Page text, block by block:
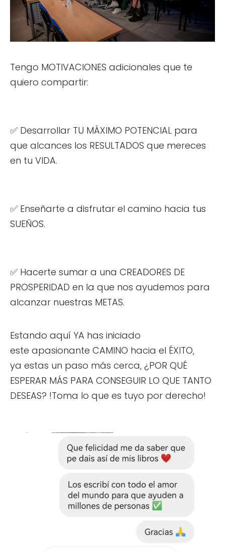
Tengo MOTIVACIONES adicionales que te
quiero compartir:
✅ Desarrollar TU MÁXIMO POTENCIAL para
que alcances los RESULTADOS que mereces
en tu VIDA.
✅ Enseñarte a disfrutar el camino hacia tus
SUEÑOS.
✅ Hacerte sumar a una CREADORES DE
PROSPERIDAD en la que nos ayudemos para
alcanzar nuestras METAS.
Estando aquí YA has iniciado
este apasionante CAMINO hacia el ÉXITO,
ya estas un paso más cerca, ¿POR QUÉ
ESPERAR MÁS PARA CONSEGUIR LO QUE TANTO
DESEAS? !Toma lo que es tuyo por derecho!